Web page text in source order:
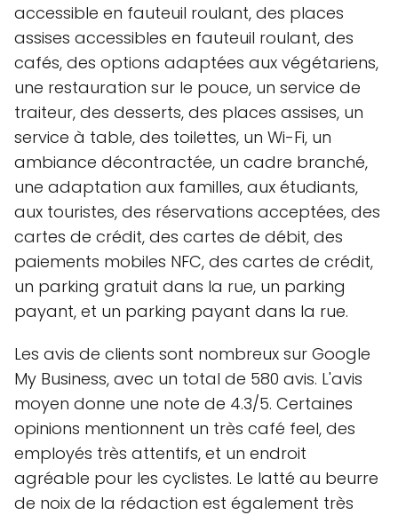
accessible en fauteuil roulant, des places
assises accessibles en fauteuil roulant, des
cafés, des options adaptées aux végétariens,
une restauration sur le pouce, un service de
traiteur, des desserts, des places assises, un
service à table, des toilettes, un Wi-Fi, un
ambiance décontractée, un cadre branché,
une adaptation aux familles, aux étudiants,
aux touristes, des réservations acceptées, des
cartes de crédit, des cartes de débit, des
paiements mobiles NFC, des cartes de crédit,
un parking gratuit dans la rue, un parking
payant, et un parking payant dans la rue.
Les avis de clients sont nombreux sur Google
My Business, avec un total de 580 avis. L'avis
moyen donne une note de 4.3/5. Certaines
opinions mentionnent un très café feel, des
employés très attentifs, et un endroit
agréable pour les cyclistes. Le latté au beurre
de noix de la rédaction est également très